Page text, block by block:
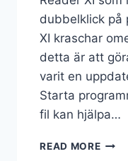
dubbelklick på
XI kraschar
detta är att
varit en
Starta
fil kan hjälpa…
READ MORE